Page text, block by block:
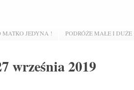
MATKO JEDYNA ! PODRÓŻE MAŁE I DUŻE
września 2019